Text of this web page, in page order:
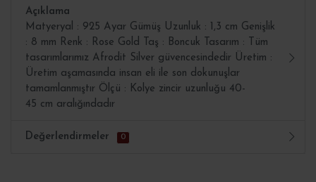
Açıklama
Matyeryal : 925 Ayar Gümüş Uzunluk : 1,3 cm Genişlik
: 8 mm Renk : Rose Gold Taş : Boncuk Tasarım : Tüm
tasarımlarımız Afrodit Silver güvencesindedir Üretim :
Üretim aşamasında insan eli ile son dokunuşlar
tamamlanmıştır Ölçü : Kolye zincir uzunluğu 40-
45 cm aralığındadır
Değerlendirmeler 0